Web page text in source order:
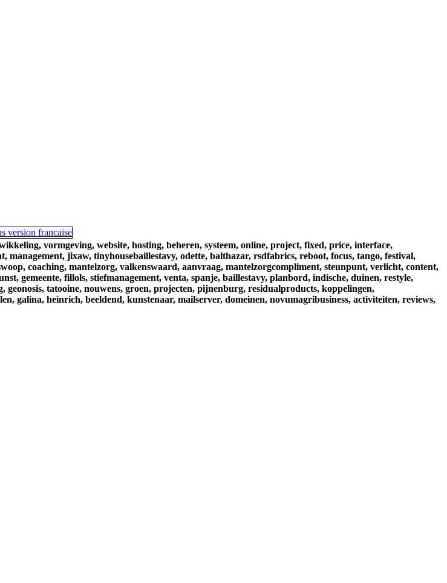
vormgeving, website, hosting, beheren, systeem, online, project, fixed, price, interface,
management, jixaw, tinyhousebaillestavy, odette, balthazar, rsdfabrics, reboot, focus, tango, festival,
coaching, mantelzorg, valkenswaard, aanvraag, mantelzorgcompliment, steunpunt, verlicht, content,
gemeente, fillols, stiefmanagement, venta, spanje, baillestavy, planbord, indische, duinen, restyle,
geonosis, tatooine, nouwens, groen, projecten, pijnenburg, residualproducts, koppelingen,
galina, heinrich, beeldend, kunstenaar, mailserver, domeinen, novumagribusiness, activiteiten, reviews,